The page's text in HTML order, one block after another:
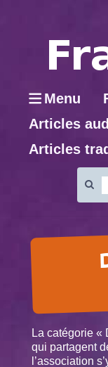
Menu
Articles
Articles
:
La catégorie «
qui partagent
l’association